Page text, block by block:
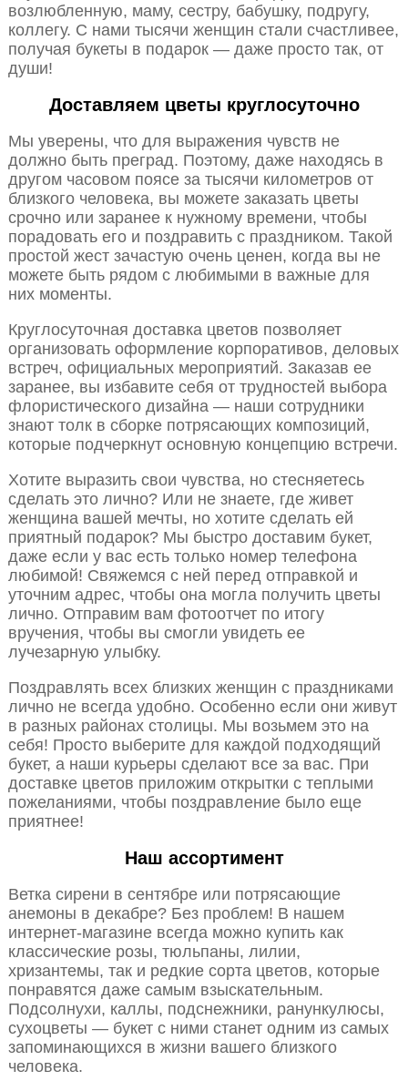
возлюбленную, маму, сестру, бабушку, подругу,
коллегу. С нами тысячи женщин стали счастливее,
получая букеты в подарок — даже просто так, от
души!
Доставляем цветы круглосуточно
Мы уверены, что для выражения чувств не
должно быть преград. Поэтому, даже находясь в
другом часовом поясе за тысячи километров от
близкого человека, вы можете заказать цветы
срочно или заранее к нужному времени, чтобы
порадовать его и поздравить с праздником. Такой
простой жест зачастую очень ценен, когда вы не
можете быть рядом с любимыми в важные для
них моменты.
Круглосуточная доставка цветов позволяет
организовать оформление корпоративов, деловых
встреч, официальных мероприятий. Заказав ее
заранее, вы избавите себя от трудностей выбора
флористического дизайна — наши сотрудники
знают толк в сборке потрясающих композиций,
которые подчеркнут основную концепцию встречи.
Хотите выразить свои чувства, но стесняетесь
сделать это лично? Или не знаете, где живет
женщина вашей мечты, но хотите сделать ей
приятный подарок? Мы быстро доставим букет,
даже если у вас есть только номер телефона
любимой! Свяжемся с ней перед отправкой и
уточним адрес, чтобы она могла получить цветы
лично. Отправим вам фотоотчет по итогу
вручения, чтобы вы смогли увидеть ее
лучезарную улыбку.
Поздравлять всех близких женщин с праздниками
лично не всегда удобно. Особенно если они живут
в разных районах столицы. Мы возьмем это на
себя! Просто выберите для каждой подходящий
букет, а наши курьеры сделают все за вас. При
доставке цветов приложим открытки с теплыми
пожеланиями, чтобы поздравление было еще
приятнее!
Наш ассортимент
Ветка сирени в сентябре или потрясающие
анемоны в декабре? Без проблем! В нашем
интернет-магазине всегда можно купить как
классические розы, тюльпаны, лилии,
хризантемы, так и редкие сорта цветов, которые
понравятся даже самым взыскательным.
Подсолнухи, каллы, подснежники, ранункулюсы,
сухоцветы — букет с ними станет одним из самых
запоминающихся в жизни вашего близкого
человека.